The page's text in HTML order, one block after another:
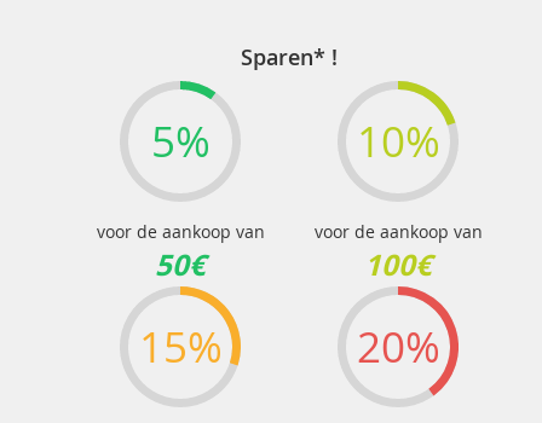
Sparen* !
5%
voor de aankoop van
50€
10%
voor de aankoop van
100€
15% 20%